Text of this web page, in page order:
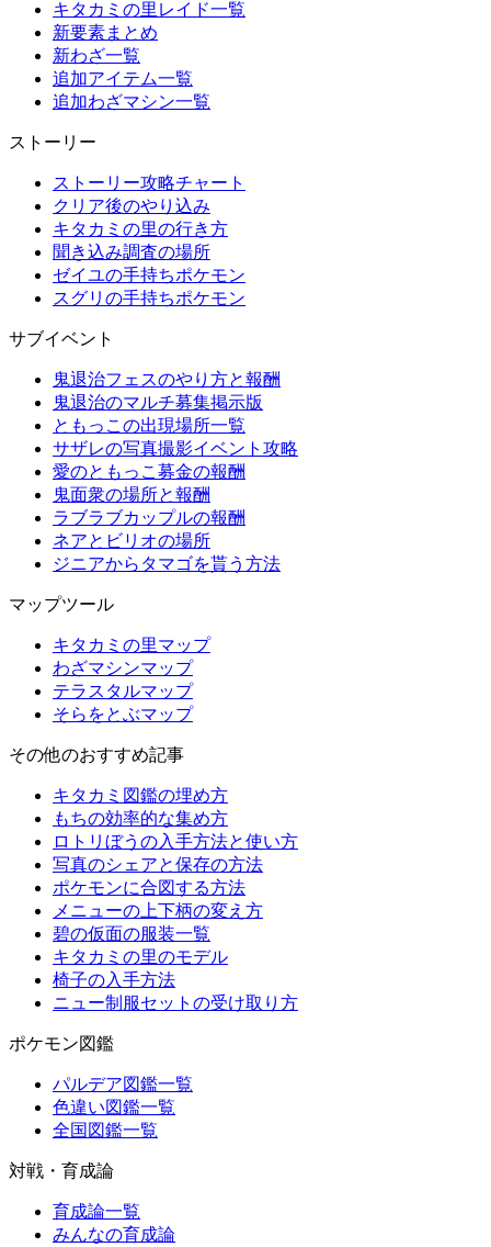
キタカミの里レイド一覧
新要素まとめ
新わざ一覧
追加アイテム一覧
追加わざマシン一覧
ストーリー
ストーリー攻略チャート
クリア後のやり込み
キタカミの里の行き方
聞き込み調査の場所
ゼイユの手持ちポケモン
スグリの手持ちポケモン
サブイベント
鬼退治フェスのやり方と報酬
鬼退治のマルチ募集掲示版
ともっこの出現場所一覧
サザレの写真撮影イベント攻略
愛のともっこ募金の報酬
鬼面衆の場所と報酬
ラブラブカップルの報酬
ネアとビリオの場所
ジニアからタマゴを貰う方法
マップツール
キタカミの里マップ
わざマシンマップ
テラスタルマップ
そらをとぶマップ
その他のおすすめ記事
キタカミ図鑑の埋め方
もちの効率的な集め方
ロトリぼうの入手方法と使い方
写真のシェアと保存の方法
ポケモンに合図する方法
メニューの上下柄の変え方
碧の仮面の服装一覧
キタカミの里のモデル
椅子の入手方法
ニュー制服セットの受け取り方
ポケモン図鑑
パルデア図鑑一覧
色違い図鑑一覧
全国図鑑一覧
対戦・育成論
育成論一覧
みんなの育成論